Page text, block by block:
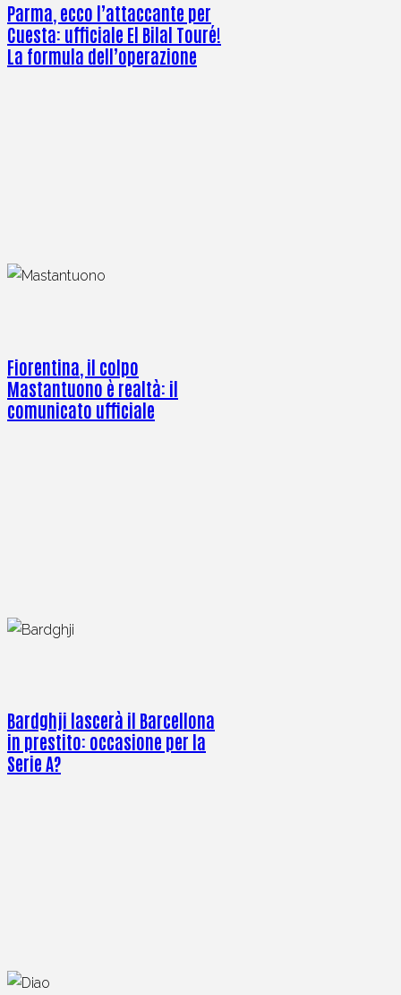
Parma, ecco l’attaccante per
Cuesta: ufficiale El Bilal Touré!
La formula dell’operazione
Fiorentina, il colpo
Mastantuono è realtà: il
comunicato ufficiale
Bardghji lascerà il Barcellona
in prestito: occasione per la
Serie A?